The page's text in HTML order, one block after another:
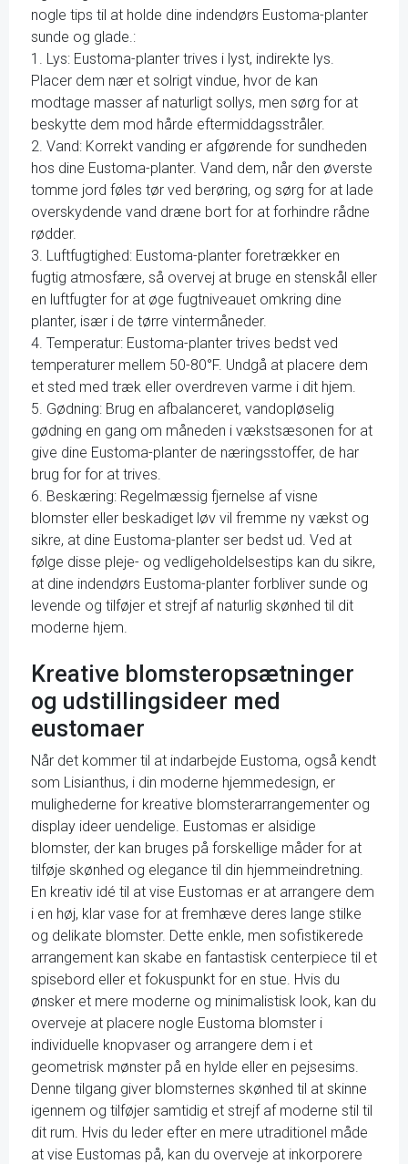
nogle tips til at holde dine indendørs Eustoma-planter
sunde og glade.:
1. Lys: Eustoma-planter trives i lyst, indirekte lys.
Placer dem nær et solrigt vindue, hvor de kan
modtage masser af naturligt sollys, men sørg for at
beskytte dem mod hårde eftermiddagsstråler.
2. Vand: Korrekt vanding er afgørende for sundheden
hos dine Eustoma-planter. Vand dem, når den øverste
tomme jord føles tør ved berøring, og sørg for at lade
overskydende vand dræne bort for at forhindre rådne
rødder.
3. Luftfugtighed: Eustoma-planter foretrækker en
fugtig atmosfære, så overvej at bruge en stenskål eller
en luftfugter for at øge fugtniveauet omkring dine
planter, især i de tørre vintermåneder.
4. Temperatur: Eustoma-planter trives bedst ved
temperaturer mellem 50-80°F. Undgå at placere dem
et sted med træk eller overdreven varme i dit hjem.
5. Gødning: Brug en afbalanceret, vandopløselig
gødning en gang om måneden i vækstsæsonen for at
give dine Eustoma-planter de næringsstoffer, de har
brug for for at trives.
6. Beskæring: Regelmæssig fjernelse af visne
blomster eller beskadiget løv vil fremme ny vækst og
sikre, at dine Eustoma-planter ser bedst ud. Ved at
følge disse pleje- og vedligeholdelsestips kan du sikre,
at dine indendørs Eustoma-planter forbliver sunde og
levende og tilføjer et strejf af naturlig skønhed til dit
moderne hjem.
Kreative blomsteropsætninger
og udstillingsideer med
eustomaer
Når det kommer til at indarbejde Eustoma, også kendt
som Lisianthus, i din moderne hjemmedesign, er
mulighederne for kreative blomsterarrangementer og
display ideer uendelige. Eustomas er alsidige
blomster, der kan bruges på forskellige måder for at
tilføje skønhed og elegance til din hjemmeindretning.
En kreativ idé til at vise Eustomas er at arrangere dem
i en høj, klar vase for at fremhæve deres lange stilke
og delikate blomster. Dette enkle, men sofistikerede
arrangement kan skabe en fantastisk centerpiece til et
spisebord eller et fokuspunkt for en stue. Hvis du
ønsker et mere moderne og minimalistisk look, kan du
overveje at placere nogle Eustoma blomster i
individuelle knopvaser og arrangere dem i et
geometrisk mønster på en hylde eller en pejsesims.
Denne tilgang giver blomsternes skønhed til at skinne
igennem og tilføjer samtidig et strejf af moderne stil til
dit rum. Hvis du leder efter en mere utraditionel måde
at vise Eustomas på, kan du overveje at inkorporere